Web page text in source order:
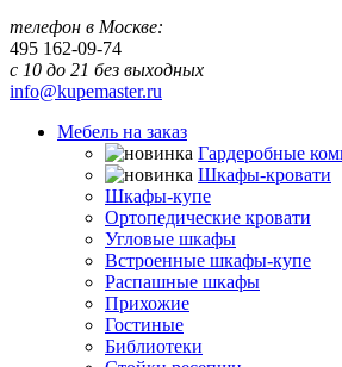
телефон в Москве:
495 162-09-74
с 10 до 21 без выходных
info@kupemaster.ru
Мебель на заказ
Гардеробные
Шкафы-кровати
Шкафы-купе
Ортопедические кровати
Угловые шкафы
Встроенные шкафы-купе
Распашные шкафы
Прихожие
Гостиные
Библиотеки